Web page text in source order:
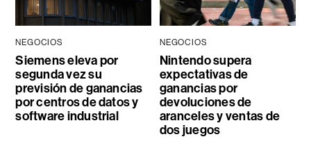
NEGOCIOS
Siemens eleva por
segunda vez su
previsión de ganancias
por centros de datos y
software industrial
NEGOCIOS
Nintendo supera
expectativas de
ganancias por
devoluciones de
aranceles y ventas de
dos juegos